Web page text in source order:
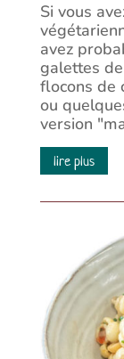
Si vous
avez
galettes
flocons de
ou
version
lire plus